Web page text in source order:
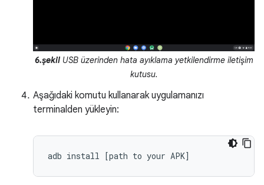
6.şekilUSB üzerinden hata ayıklama yetkilendirme iletişim
kutusu.
Aşağıdaki komutu kullanarak uygulamanızı
terminalden yükleyin: